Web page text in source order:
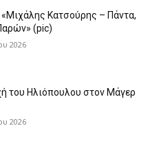
«Μιχάλης Κατσούρης – Πάντα,
(pic)
2026
του Ηλιόπουλου στον Μάγερ
2026